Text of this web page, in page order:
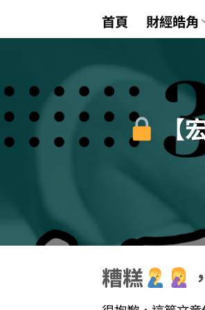
首頁 財經皓角
【
糟糕